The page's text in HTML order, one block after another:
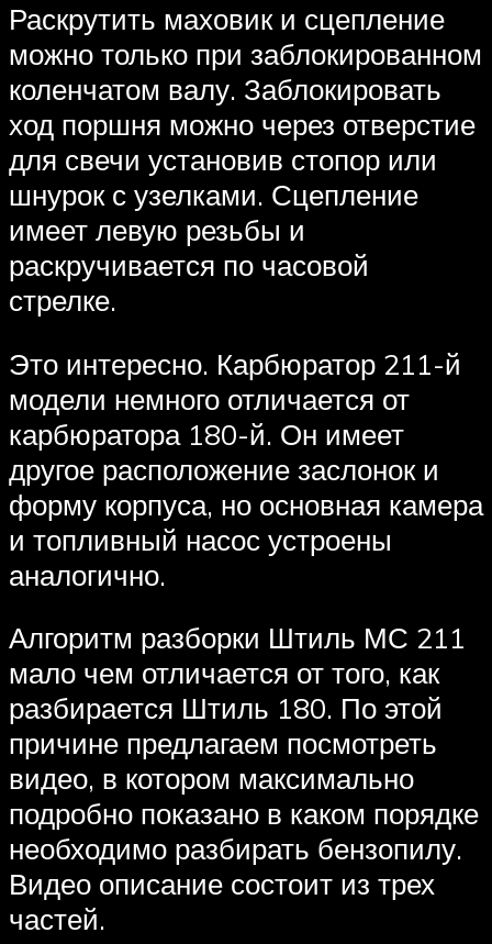
Раскрутить маховик и сцепление
можно только при заблокированном
коленчатом валу. Заблокировать
ход поршня можно через отверстие
для свечи установив стопор или
шнурок с узелками. Сцепление
имеет левую резьбы и
раскручивается по часовой
стрелке.
Это интересно. Карбюратор 211-й
модели немного отличается от
карбюратора 180-й. Он имеет
другое расположение заслонок и
форму корпуса, но основная камера
и топливный насос устроены
аналогично.
Алгоритм разборки Штиль МС 211
мало чем отличается от того, как
разбирается Штиль 180. По этой
причине предлагаем посмотреть
видео, в котором максимально
подробно показано в каком порядке
необходимо разбирать бензопилу.
Видео описание состоит из трех
частей.